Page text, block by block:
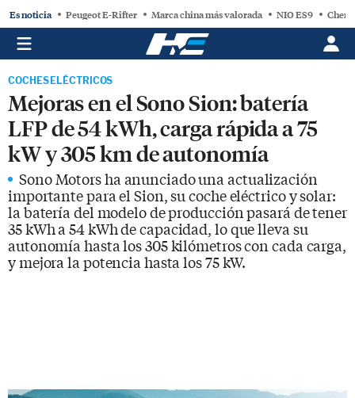
Es noticia Peugeot E-Rifter Marca china más valorada NIO ES9 Chery
COCHES ELÉCTRICOS
Mejoras en el Sono Sion: batería
LFP de 54 kWh, carga rápida a 75
kW y 305 km de autonomía
Sono Motors ha anunciado una actualización
importante para el Sion, su coche eléctrico y solar:
la batería del modelo de producción pasará de tener
35 kWh a 54 kWh de capacidad, lo que lleva su
autonomía hasta los 305 kilómetros con cada carga,
y mejora la potencia hasta los 75 kW.